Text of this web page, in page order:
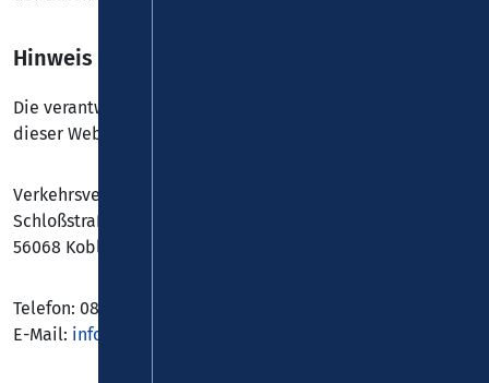
Hinweis zur verantwortlichen Stelle
Die verantwortliche Stelle für die Datenverarbeitung auf
dieser Website ist:
Verkehrsverbund Rhein-Mosel GmbH
Schloßstraße 18 - 20
56068 Koblenz
Telefon: 0800 5 986 986
E-Mail: info(at)vrminfo.de